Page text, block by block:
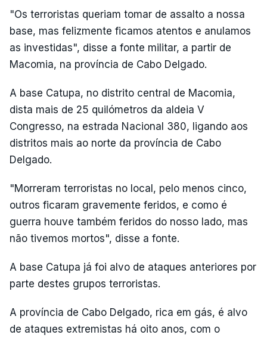
"Os terroristas queriam tomar de assalto a nossa
base, mas felizmente ficamos atentos e anulamos
as investidas", disse a fonte militar, a partir de
Macomia, na província de Cabo Delgado.
A base Catupa, no distrito central de Macomia,
dista mais de 25 quilómetros da aldeia V
Congresso, na estrada Nacional 380, ligando aos
distritos mais ao norte da província de Cabo
Delgado.
"Morreram terroristas no local, pelo menos cinco,
outros ficaram gravemente feridos, e como é
guerra houve também feridos do nosso lado, mas
não tivemos mortos", disse a fonte.
A base Catupa já foi alvo de ataques anteriores por
parte destes grupos terroristas.
A província de Cabo Delgado, rica em gás, é alvo
de ataques extremistas há oito anos, com o